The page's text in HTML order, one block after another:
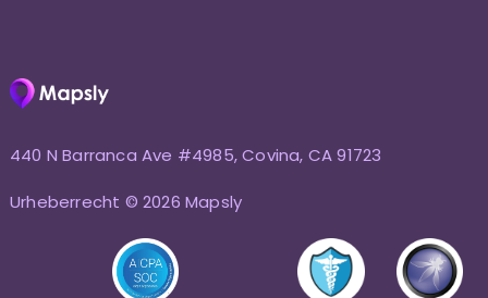
440 N Barranca Ave #4985, Covina, CA 91723
Urheberrecht © 2026 Mapsly